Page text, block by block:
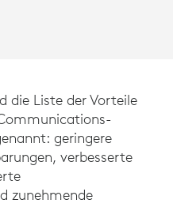
die Liste der Vorteile
geringere
verbesserte
zunehmende